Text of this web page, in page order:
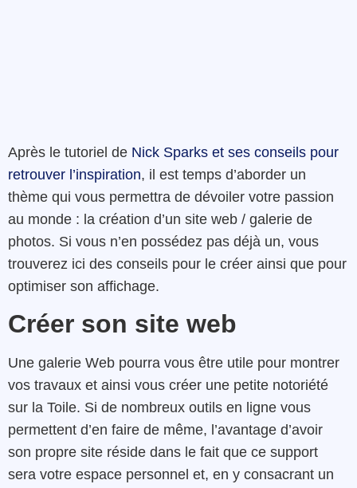
Après le tutoriel de Nick Sparks et ses conseils pour
retrouver l’inspiration, il est temps d’aborder un
thème qui vous permettra de dévoiler votre passion
au monde : la création d’un site web / galerie de
photos. Si vous n’en possédez pas déjà un, vous
trouverez ici des conseils pour le créer ainsi que pour
optimiser son affichage.
Créer son site web
Une galerie Web pourra vous être utile pour montrer
vos travaux et ainsi vous créer une petite notoriété
sur la Toile. Si de nombreux outils en ligne vous
permettent d’en faire de même, l’avantage d’avoir
son propre site réside dans le fait que ce support
sera votre espace personnel et, en y consacrant un